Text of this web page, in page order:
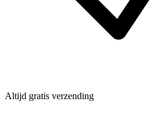
Altijd gratis verzending